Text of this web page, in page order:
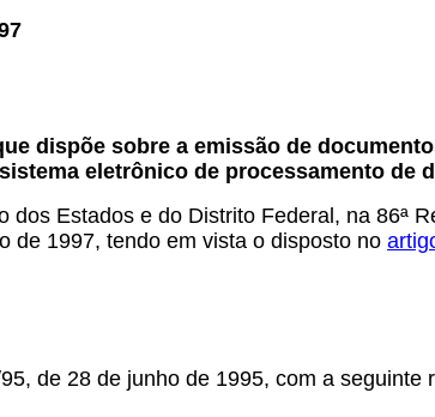
dispõe sobre a emissão de
eletrônico de processamento de
Estados e do Distrito Federal, na 86ª
de 1997, tendo em vista o disposto no
de 28 de junho de 1995, com a seguinte